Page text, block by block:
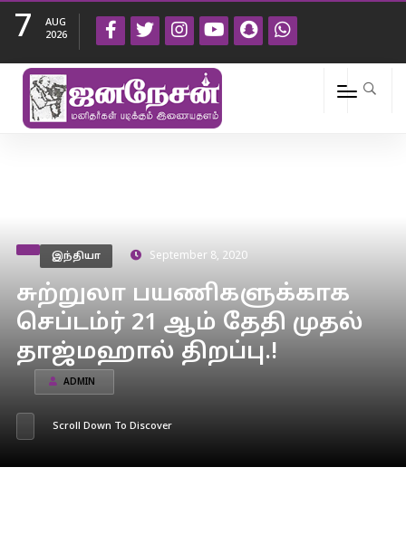
7
AUG
2026
இந்தியா September 8, 2020
சுற்றுலா பயணிகளுக்காக
செப்டம்ர் 21 ஆம் தேதி முதல்
தாஜ்மஹால் திறப்பு.!
ADMIN
Scroll Down To Discover